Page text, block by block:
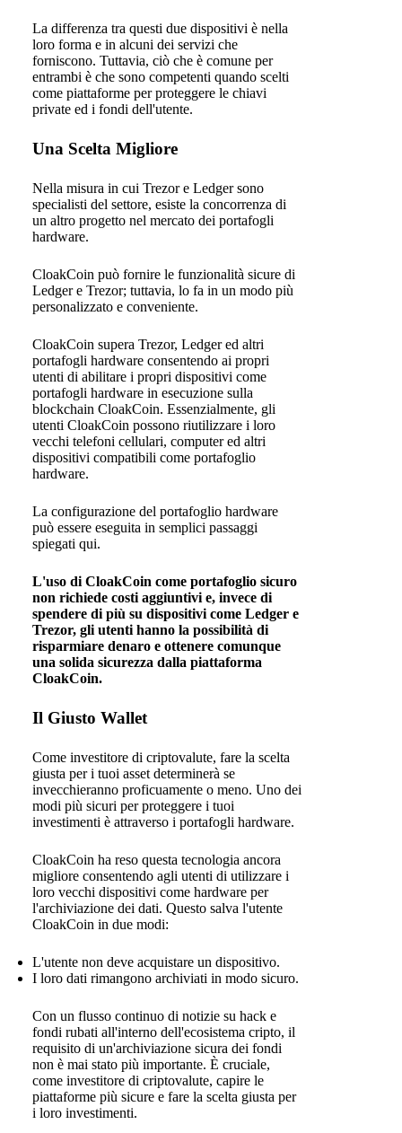
La differenza tra questi due dispositivi è nella
loro forma e in alcuni dei servizi che
forniscono. Tuttavia, ciò che è comune per
entrambi è che sono competenti quando scelti
come piattaforme per proteggere le chiavi
private ed i fondi dell'utente.
Una Scelta Migliore
Nella misura in cui Trezor e Ledger sono
specialisti del settore, esiste la concorrenza di
un altro progetto nel mercato dei portafogli
hardware.
CloakCoin può fornire le funzionalità sicure di
Ledger e Trezor; tuttavia, lo fa in un modo più
personalizzato e conveniente.
CloakCoin supera Trezor, Ledger ed altri
portafogli hardware consentendo ai propri
utenti di abilitare i propri dispositivi come
portafogli hardware in esecuzione sulla
blockchain CloakCoin. Essenzialmente, gli
utenti CloakCoin possono riutilizzare i loro
vecchi telefoni cellulari, computer ed altri
dispositivi compatibili come portafoglio
hardware.
La configurazione del portafoglio hardware
può essere eseguita in semplici passaggi
spiegati qui.
L'uso di CloakCoin come portafoglio sicuro
non richiede costi aggiuntivi e, invece di
spendere di più su dispositivi come Ledger e
Trezor, gli utenti hanno la possibilità di
risparmiare denaro e ottenere comunque
una solida sicurezza dalla piattaforma
CloakCoin.
Il Giusto Wallet
Come investitore di criptovalute, fare la scelta
giusta per i tuoi asset determinerà se
invecchieranno proficuamente o meno. Uno dei
modi più sicuri per proteggere i tuoi
investimenti è attraverso i portafogli hardware.
CloakCoin ha reso questa tecnologia ancora
migliore consentendo agli utenti di utilizzare i
loro vecchi dispositivi come hardware per
l'archiviazione dei dati. Questo salva l'utente
CloakCoin in due modi:
L'utente non deve acquistare un dispositivo.
I loro dati rimangono archiviati in modo sicuro.
Con un flusso continuo di notizie su hack e
fondi rubati all'interno dell'ecosistema cripto, il
requisito di un'archiviazione sicura dei fondi
non è mai stato più importante. È cruciale,
come investitore di criptovalute, capire le
piattaforme più sicure e fare la scelta giusta per
i loro investimenti.